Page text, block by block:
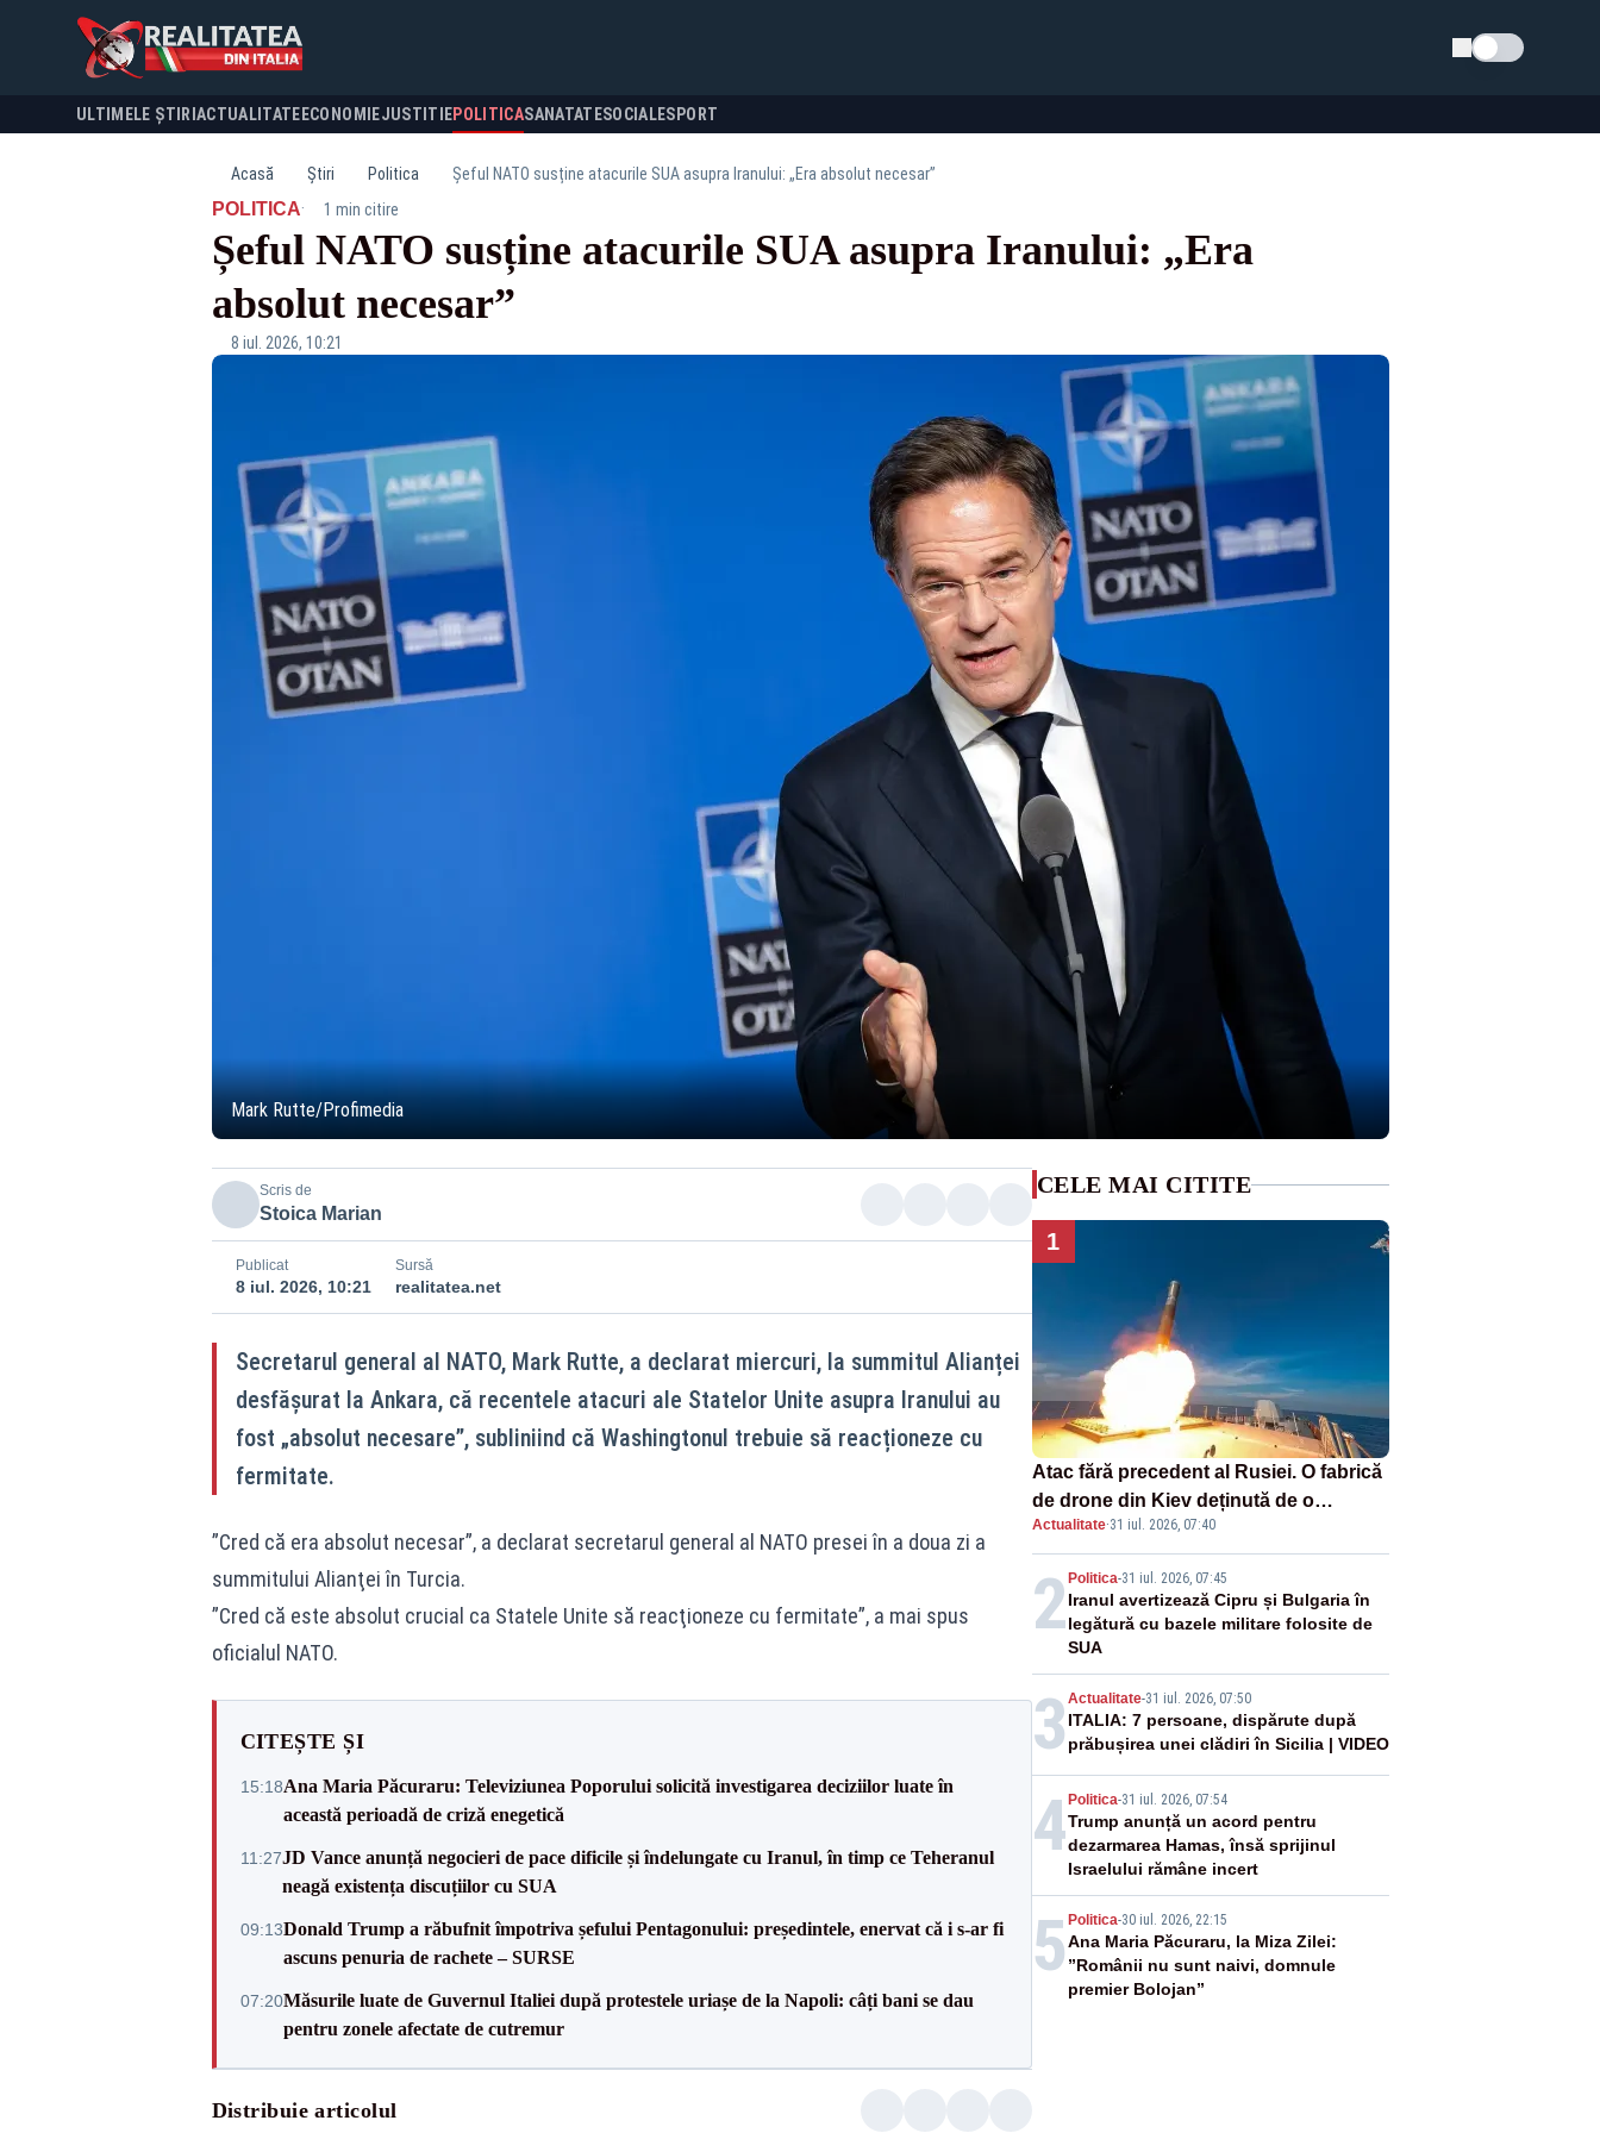
Schimba tema
ULTIMELE ȘTIRI ACTUALITATE ECONOMIEJUSTITIEPOLITICASANATATESOCIALESPORT
Acasă Știri Politica Șeful NATO susține atacurile SUA asupra Iranului: „Era absolut necesar”
POLITICA· 1 min citire
Șeful NATO susține atacurile SUA asupra Iranului: „Era
absolut necesar”
8 iul. 2026, 10:21
Mark Rutte/Profimedia
Scris de
Stoica Marian
Publicat
8 iul. 2026, 10:21
Sursă
realitatea.net
Secretarul general al NATO, Mark Rutte, a declarat miercuri, la summitul Alianței
desfășurat la Ankara, că recentele atacuri ale Statelor Unite asupra Iranului au
fost „absolut necesare”, subliniind că Washingtonul trebuie să reacționeze cu
fermitate.
”Cred că era absolut necesar”, a declarat secretarul general al NATO presei în a doua zi a
summitului Alianţei în Turcia.
”Cred că este absolut crucial ca Statele Unite să reacţioneze cu fermitate”, a mai spus
oficialul NATO.
CITEȘTE ȘI
15:18Ana Maria Păcuraru: Televiziunea Poporului solicită investigarea deciziilor luate în
această perioadă de criză enegetică
11:27JD Vance anunță negocieri de pace dificile și îndelungate cu Iranul, în timp ce Teheranul
neagă existența discuțiilor cu SUA
09:13Donald Trump a răbufnit împotriva șefului Pentagonului: președintele, enervat că i s-ar fi
ascuns penuria de rachete – SURSE
07:20Măsurile luate de Guvernul Italiei după protestele uriașe de la Napoli: câți bani se dau
pentru zonele afectate de cutremur
Distribuie articolul
CELE MAI CITITE
1
Atac fără precedent al Rusiei. O fabrică
de drone din Kiev deținută de o
companie americană, distrusă de o
rachetă rusească
Actualitate·31 iul. 2026, 07:40
2 Politica-31 iul. 2026, 07:45
Iranul avertizează Cipru și Bulgaria în
legătură cu bazele militare folosite de
SUA
3 Actualitate-31 iul. 2026, 07:50
ITALIA: 7 persoane, dispărute după
prăbușirea unei clădiri în Sicilia | VIDEO
4 Politica-31 iul. 2026, 07:54
Trump anunță un acord pentru
dezarmarea Hamas, însă sprijinul
Israelului rămâne incert
5 Politica-30 iul. 2026, 22:15
Ana Maria Păcuraru, la Miza Zilei:
”Românii nu sunt naivi, domnule
premier Bolojan”